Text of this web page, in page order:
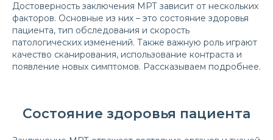
Достоверность заключения МРТ зависит от нескольких
факторов. Основные из них – это состояние здоровья
пациента, тип обследования и скорость
патологических изменений. Также важную роль играют
качество сканирования, использование контраста и
появление новых симптомов. Рассказываем подробнее.
Состояние здоровья пациента